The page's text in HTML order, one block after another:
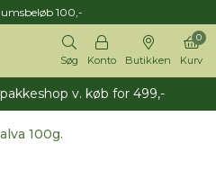
100,-
Søg Konto Butikken Kurv
0
v. køb for 499,-
100g.